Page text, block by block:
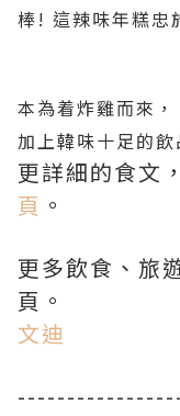
棒! 這辣味年糕忠
本為着炸雞而來
加上韓味十足的
更詳細的食文
頁 。
更多飲食、旅
頁。
文迪